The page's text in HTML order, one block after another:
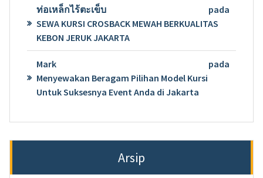
ท่อเหล็กไร้ตะเข็บ
pada
SEWA KURSI CROSBACK MEWAH BERKUALITAS
KEBON JERUK JAKARTA
Mark
pada
Menyewakan Beragam Pilihan Model Kursi
Untuk Suksesnya Event Anda di Jakarta
Arsip